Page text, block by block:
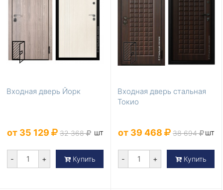
Входная дверь Йорк
от 35 129 32 368 шт
- + Купить
Входная дверь стальная
Токио
от 39 468 38 694 шт
- + Купить